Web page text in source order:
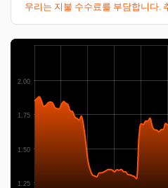
우리는 지불 수수료를 부담합니다.
1.25
1.50
1.75
2.00